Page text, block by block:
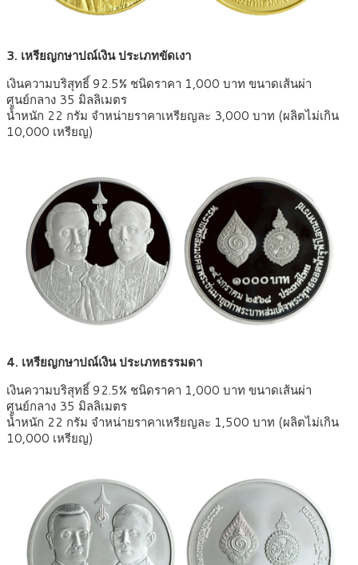
3. เหรียญกษาปณ์เงิน ประเภทขัดเงา
เงินความบริสุทธิ์ 92.5% ชนิดราคา 1,000 บาท ขนาดเส้นผ่า
ศูนย์กลาง 35 มิลลิเมตร
น้ำหนัก 22 กรัม จำหน่ายราคาเหรียญละ 3,000 บาท (ผลิตไม่เกิน
10,000 เหรียญ)
4. เหรียญกษาปณ์เงิน ประเภทธรรมดา
เงินความบริสุทธิ์ 92.5% ชนิดราคา 1,000 บาท ขนาดเส้นผ่า
ศูนย์กลาง 35 มิลลิเมตร
น้ำหนัก 22 กรัม จำหน่ายราคาเหรียญละ 1,500 บาท (ผลิตไม่เกิน
10,000 เหรียญ)